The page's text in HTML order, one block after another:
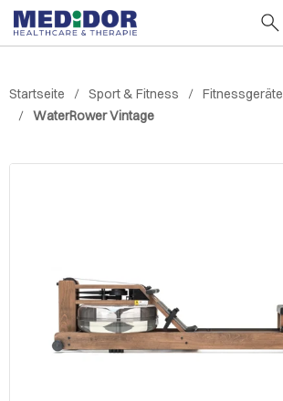
Startseite Sport & Fitness
Fitnessgeräte
WaterRower Vintage